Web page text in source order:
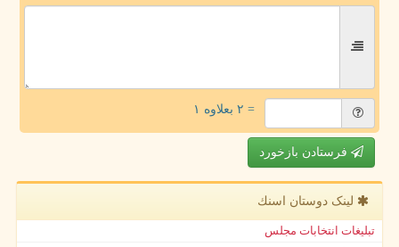
= ۲ بعلاوه ۱
فرستادن بازخورد
لینک دوستان اسنك
تبلیغات انتخابات مجلس